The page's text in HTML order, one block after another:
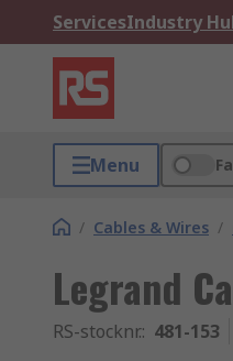
ServicesIndustry
Menu
/ Cables & Wires /
Legrand
RS-stocknr.: 481-153